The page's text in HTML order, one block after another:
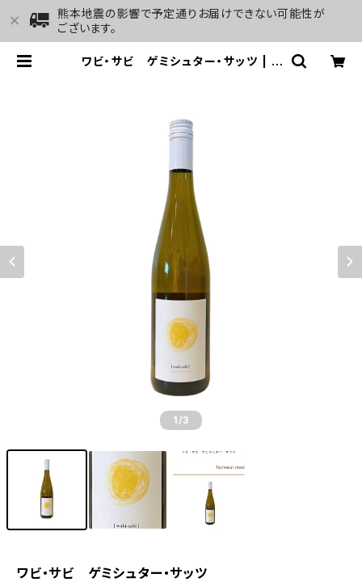
熊本地震の影響で予定通りお届けできない可能性が
ございます。
ワビ・サビ ゲミシュター・サッツ | G
1 /3
ワビ・サビ ゲミシュター・サッツ